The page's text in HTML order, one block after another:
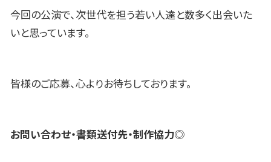
今回の公演で、次世代を担う若い人達と数多く出会いた
いと思っています。
皆様のご応募、心よりお待ちしております。
お問い合わせ・書類送付先・制作協力◎